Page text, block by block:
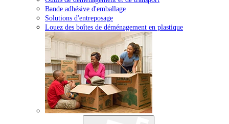
Bande adhésive d'emballage
Solutions d'entreposage
Louez des boîtes de déménagement en plastique